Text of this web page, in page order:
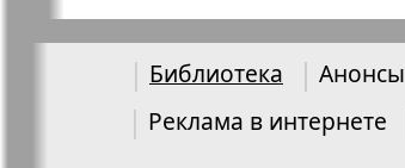
TVrus
право
Библиотека Анонсы
Реклама в интернете